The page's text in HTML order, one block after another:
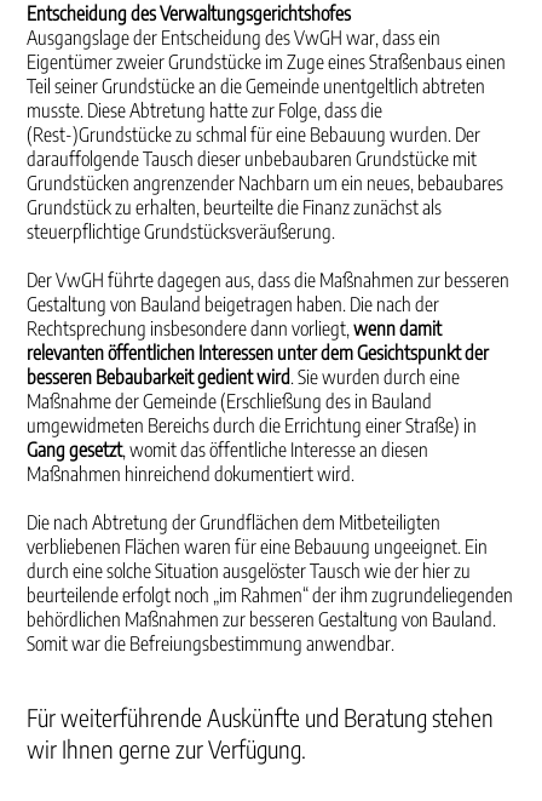
Entscheidung des Verwaltungsgerichtshofes
Ausgangslage der Entscheidung des VwGH war, dass ein
Eigentümer zweier Grundstücke im Zuge eines Straßenbaus einen
Teil seiner Grundstücke an die Gemeinde unentgeltlich abtreten
musste. Diese Abtretung hatte zur Folge, dass die
(Rest-)Grundstücke zu schmal für eine Bebauung wurden. Der
darauffolgende Tausch dieser unbebaubaren Grundstücke mit
Grundstücken angrenzender Nachbarn um ein neues, bebaubares
Grundstück zu erhalten, beurteilte die Finanz zunächst als
steuerpflichtige Grundstücksveräußerung.
Der VwGH führte dagegen aus, dass die Maßnahmen zur besseren
Gestaltung von Bauland beigetragen haben. Die nach der
Rechtsprechung insbesondere dann vorliegt,wenn damit
relevanten öffentlichen Interessen unter dem Gesichtspunkt der
besseren Bebaubarkeit gedient wird. Sie wurden durch eine
Maßnahme der Gemeinde (Erschließung des in Bauland
umgewidmeten Bereichs durch die Errichtung einer Straße) in
Gang gesetzt, womit das öffentliche Interesse an diesen
Maßnahmen hinreichend dokumentiert wird.
Die nach Abtretung der Grundflächen dem Mitbeteiligten
verbliebenen Flächen waren für eine Bebauung ungeeignet. Ein
durch eine solche Situation ausgelöster Tausch wie der hier zu
beurteilende erfolgt noch „im Rahmen“ der ihm zugrundeliegenden
behördlichen Maßnahmen zur besseren Gestaltung von Bauland.
Somit war die Befreiungsbestimmung anwendbar.
Für weiterführende Auskünfte und Beratung stehen
wir Ihnen gerne zur Verfügung.